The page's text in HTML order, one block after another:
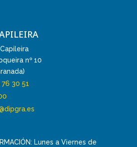
nº 10
30 51
Lunes a Viernes de